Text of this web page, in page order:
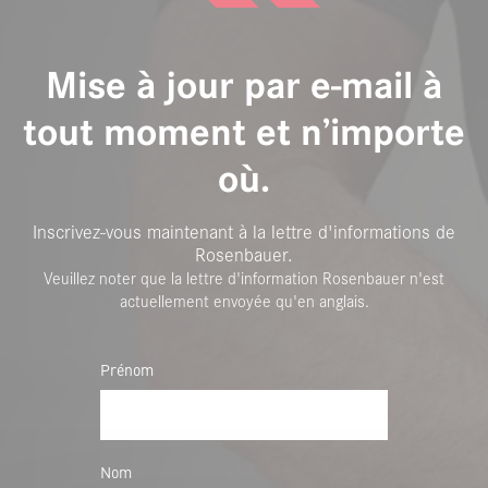
Mise à jour par e-mail à
tout moment et n’importe
où.
Inscrivez-vous maintenant à la lettre d'informations de
Rosenbauer.
Veuillez noter que la lettre d'information Rosenbauer n'est
actuellement envoyée qu'en anglais.
Prénom
Nom